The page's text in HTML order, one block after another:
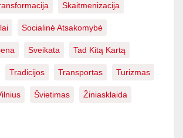
Skaitmenizacija
Socialinė Atsakomybė
Sveikata Tad Kitą Kartą
Tradicijos Transportas Turizmas
Švietimas Žiniasklaida